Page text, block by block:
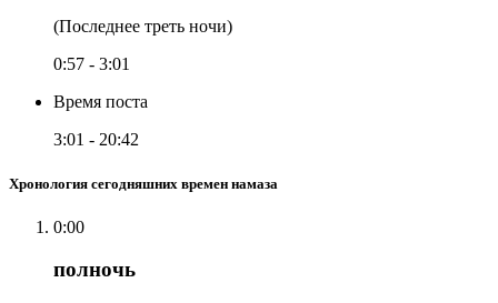
(Последнее треть ночи)
0:57 - 3:01
Время поста
3:01 - 20:42
Хронология сегодняшних времен намаза
0:00
полночь